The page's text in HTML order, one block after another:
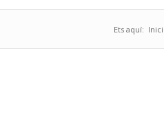
Ets aquí: Inici